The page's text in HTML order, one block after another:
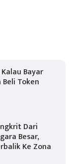
Bayar
Token
Dari
Besar,
Ke Zona